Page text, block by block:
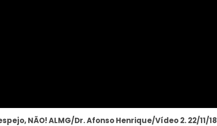
NÃO! ALMG/Dr. Afonso Henrique/Vídeo 2. 22/11/18